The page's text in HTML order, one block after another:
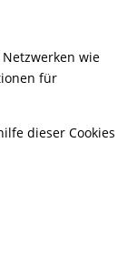
wie
für
dieser Cookies